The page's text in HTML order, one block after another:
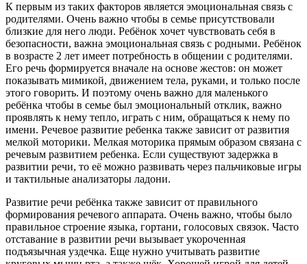
К первым из таких факторов является эмоциональная связь с
родителями. Очень важно чтобы в семье присутствовали
близкие для него люди. Ребёнок хочет чувствовать себя в
безопасности, важна эмоциональная связь с родными. Ребёнок
в возрасте 2 лет имеет потребность в общении с родителями.
Его речь формируется вначале на основе жестов: он может
показывать мимикой, движением тела, руками, и только после
этого говорить. И поэтому очень важно для маленького
ребёнка чтобы в семье был эмоциональный отклик, важно
проявлять к нему тепло, играть с ним, обращаться к нему по
имени. Речевое развитие ребенка также зависит от развития
мелкой моторики. Мелкая моторика прямым образом связана с
речевым развитием ребенка. Если существуют задержка в
развитии речи, то её можно развивать через пальчиковые игры
и тактильные анализаторы ладони.
Развитие речи ребёнка также зависит от правильного
формирования речевого аппарата. Очень важно, чтобы было
правильное строение языка, гортани, голосовых связок. Часто
отставание в развитии речи вызывает укороченная
подъязычная уздечка. Еще нужно учитывать развитие